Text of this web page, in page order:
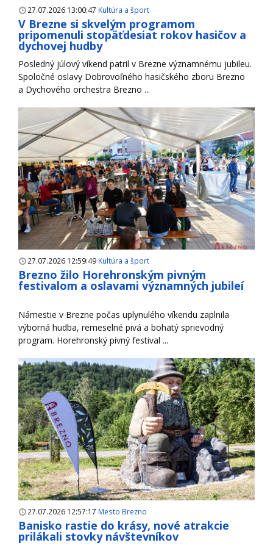
27.07.2026 13:00:47 Kultúra a šport
V Brezne si skvelým programom
pripomenuli stopäťdesiat rokov hasičov a
dychovej hudby
Posledný júlový víkend patril v Brezne významnému jubileu.
Spoločné oslavy Dobrovoľného hasičského zboru Brezno
a Dychového orchestra Brezno ...
27.07.2026 12:59:49 Kultúra a šport
Brezno žilo Horehronským pivným
festivalom a oslavami významných jubileí
Námestie v Brezne počas uplynulého víkendu zaplnila
výborná hudba, remeselné pivá a bohatý sprievodný
program. Horehronský pivný festival ...
27.07.2026 12:57:17 Mesto Brezno
Banisko rastie do krásy, nové atrakcie
prilákali stovky návštevníkov